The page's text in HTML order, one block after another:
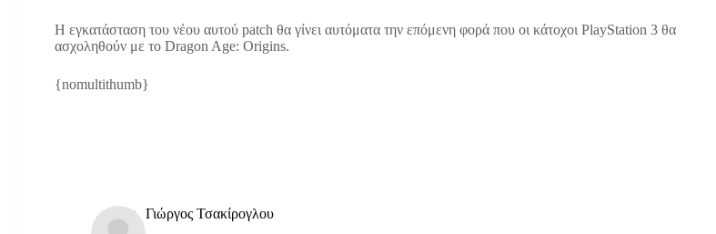
Η εγκατάσταση του νέου αυτού patch θα γίνει αυτόματα την επόμενη φορά που οι κάτοχοι PlayStation 3 θα
ασχοληθούν με το Dragon Age: Origins.
{nomultithumb}
Γιώργος Τσακίρογλου